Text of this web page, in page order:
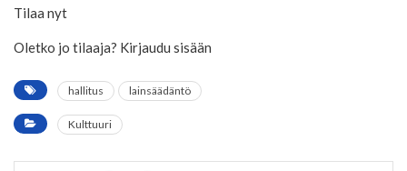
Tilaa nyt
Oletko jo tilaaja? Kirjaudu sisään
hallitus lainsäädäntö
Kulttuuri